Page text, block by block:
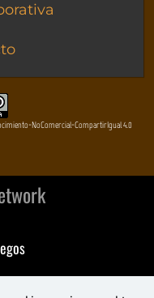
NoComercial-CompartirIgual 4.0